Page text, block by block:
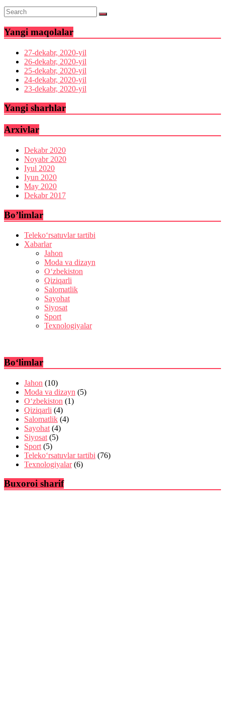
Yangi maqolalar
27-dekabr, 2020-yil
26-dekabr, 2020-yil
25-dekabr, 2020-yil
24-dekabr, 2020-yil
23-dekabr, 2020-yil
Yangi sharhlar
Arxivlar
Dekabr 2020
Noyabr 2020
Iyul 2020
Iyun 2020
May 2020
Dekabr 2017
Bo’limlar
Teleko‘rsatuvlar tartibi
Xabarlar
Jahon
Moda va dizayn
O‘zbekiston
Qiziqarli
Salomatlik
Sayohat
Siyosat
Sport
Texnologiyalar
Bo‘limlar
Jahon (10)
Moda va dizayn (5)
O‘zbekiston (1)
Qiziqarli (4)
Salomatlik (4)
Sayohat (4)
Siyosat (5)
Sport (5)
Teleko‘rsatuvlar tartibi (76)
Texnologiyalar(6)
Buxoroi sharif